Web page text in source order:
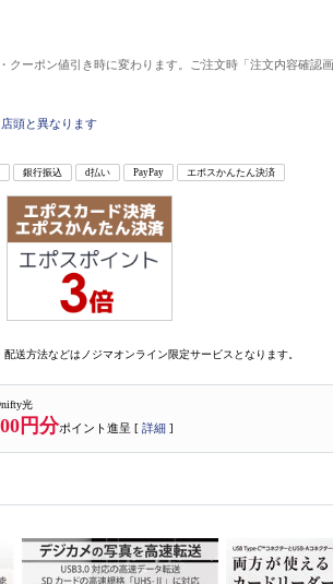
クーポン値引き時に変わります。ご注文時「注文内容確認
頭と異なります
銀行振込 d払い PayPay エポスかんたん決済
送方法などはノジマオンライン限定サービスとなります。
光
円分ポイント進呈 [ 詳細 ]